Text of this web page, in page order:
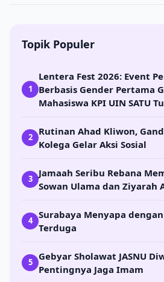
Topik Populer
1
Lentera Fest 2026: Event
Berbasis Gender Pertama
Mahasiswa KPI UIN SATU
2
Rutinan Ahad Kliwon,
Kolega Gelar Aksi Sosial
3
Jamaah Seribu Rebana
Sowan Ulama dan Ziyarah
4
Surabaya Menyapa
Terduga
5
Gebyar Sholawat JASNU
Pentingnya Jaga Imam